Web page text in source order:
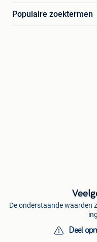
Populaire zoektermen
De onderstaande waarden
Deel